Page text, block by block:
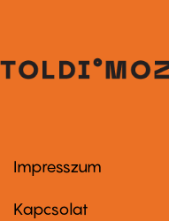
Footer
first
Impresszum
Kapcsolat